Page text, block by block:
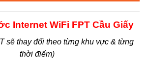
Internet WiFi FPT Cầu Giấy
sẽ thay đổi theo từng khu vực & từng
thời điểm)